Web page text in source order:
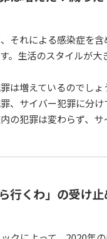
それによる感染症を含
。生活のスタイルが
は増えているのでし
、サイバー犯罪に分け
の犯罪は変わらず、サ
行くわ」の受け